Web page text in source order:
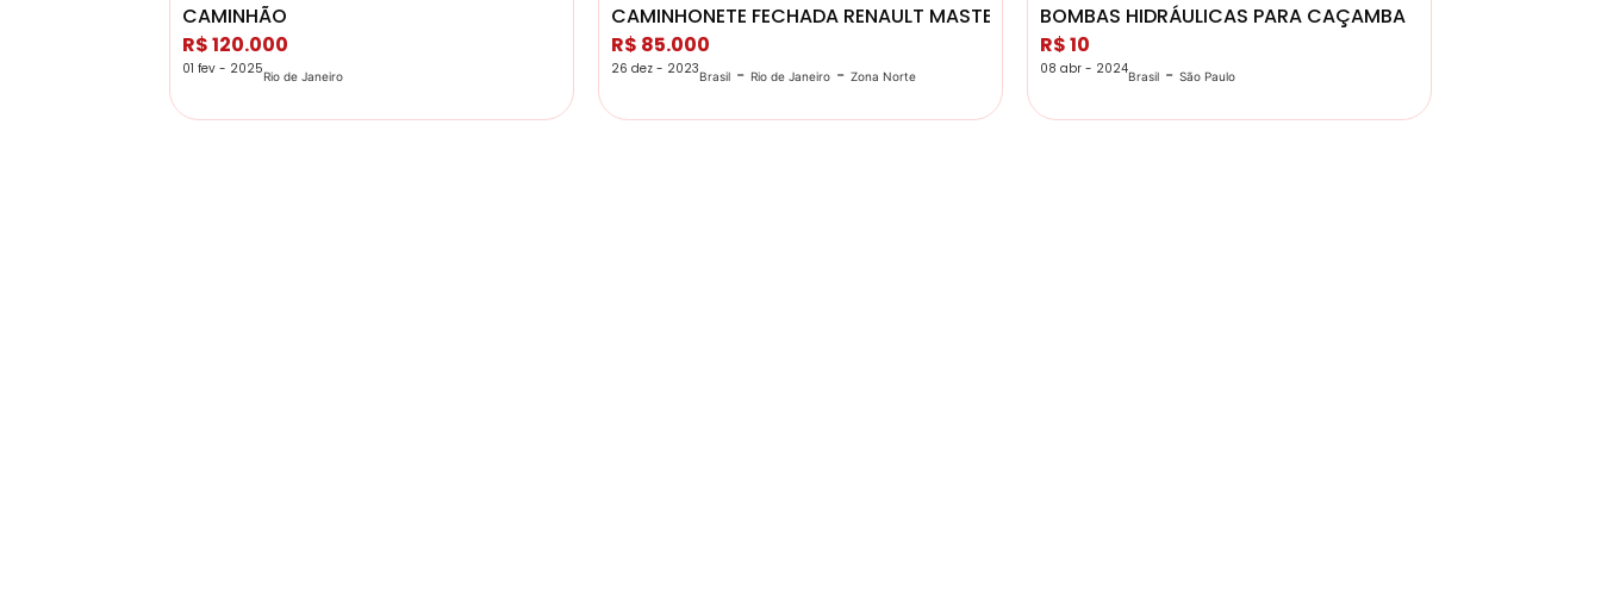
CAMINHÃO
R$ 120.000
01 fev - 2025Rio de Janeiro
CAMINHONETE FECHADA RENAULT MASTER
R$ 85.000
26 dez - 2023Brasil - Rio de Janeiro - Zona Norte
BOMBAS HIDRÁULICAS PARA CAÇAMBA
R$ 10
08 abr - 2024Brasil- São Paulo